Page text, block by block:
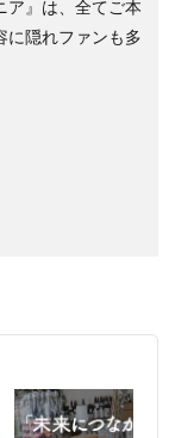
ア』は、全てご本
に隠れファンも多